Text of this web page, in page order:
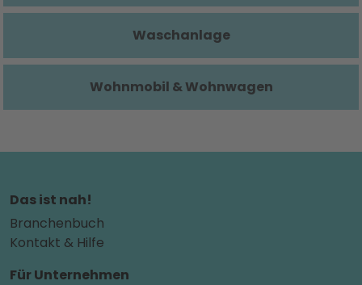
Waschanlage
Wohnmobil & Wohnwagen
Das ist nah!
Branchenbuch
Kontakt & Hilfe
Für Unternehmen